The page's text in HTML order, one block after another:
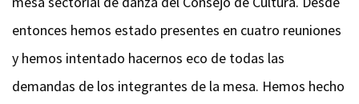
entonces hemos estado presentes en cuatro reuniones
y hemos intentado hacernos eco de todas las
demandas de los integrantes de la mesa. Hemos hecho